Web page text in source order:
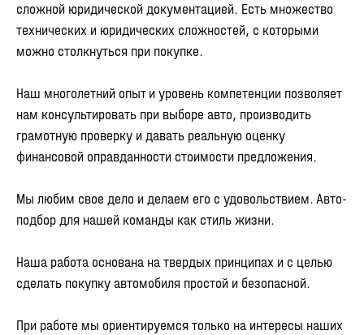
сложной юридической документацией. Есть множество
технических и юридических сложностей, с которыми
можно столкнуться при покупке.
Наш многолетний опыт и уровень компетенции позволяет
нам консультировать при выборе авто, производить
грамотную проверку и давать реальную оценку
финансовой оправданности стоимости предложения.
Мы любим свое дело и делаем его с удовольствием. Авто-
подбор для нашей команды как стиль жизни.
Наша работа основана на твердых принципах и с целью
сделать покупку автомобиля простой и безопасной.
При работе мы ориентируемся только на интересы наших